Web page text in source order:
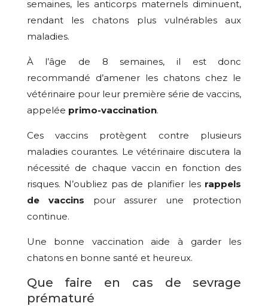
semaines, les anticorps maternels diminuent,
rendant les chatons plus vulnérables aux
maladies.
À l’âge de 8 semaines, il est donc
recommandé d’amener les chatons chez le
vétérinaire pour leur première série de vaccins,
appelée primo-vaccination.
Ces vaccins protègent contre plusieurs
maladies courantes. Le vétérinaire discutera la
nécessité de chaque vaccin en fonction des
risques. N’oubliez pas de planifier les rappels
de vaccins pour assurer une protection
continue.
Une bonne vaccination aide à garder les
chatons en bonne santé et heureux.
Que faire en cas de sevrage
prématuré